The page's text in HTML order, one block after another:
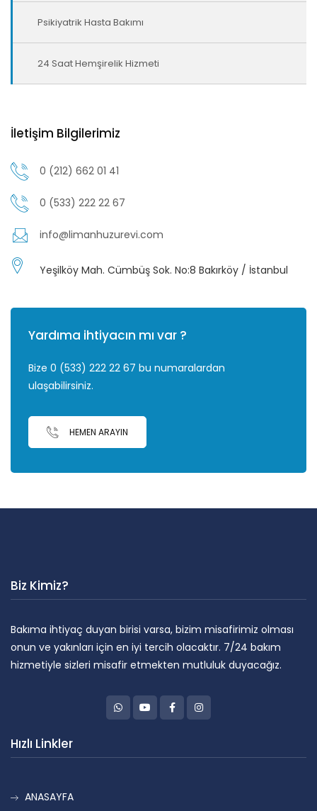
Psikiyatrik Hasta Bakımı
24 Saat Hemşirelik Hizmeti
İletişim Bilgilerimiz
0 (212) 662 01 41
0 (533) 222 22 67
info@limanhuzurevi.com
Yeşilköy Mah. Cümbüş Sok. No:8 Bakırköy / İstanbul
Yardıma ihtiyacın mı var ?
Bize 0 (533) 222 22 67 bu numaralardan
ulaşabilirsiniz.
HEMEN ARAYIN
Biz Kimiz?
Bakıma ihtiyaç duyan birisi varsa, bizim misafirimiz olması
onun ve yakınları için en iyi tercih olacaktır. 7/24 bakım
hizmetiyle sizleri misafir etmekten mutluluk duyacağız.
Hızlı Linkler
ANASAYFA